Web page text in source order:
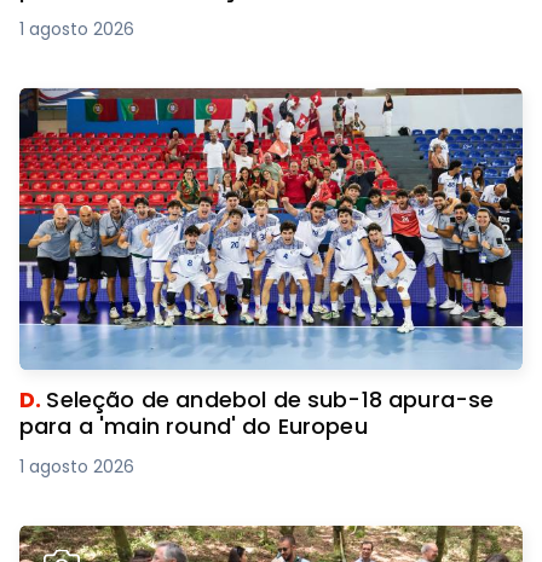
1 agosto 2026
D. Seleção de andebol de sub-18 apura-se
para a 'main round' do Europeu
1 agosto 2026